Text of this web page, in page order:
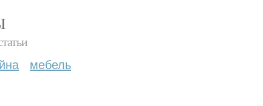
мебель